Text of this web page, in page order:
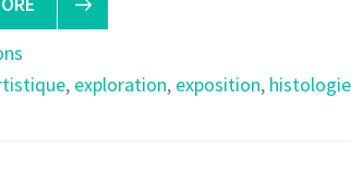
, exploration, exposition, histologie